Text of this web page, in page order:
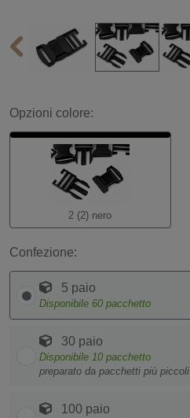
Opzioni colore:
2 (2) nero
Confezione:
5 paio
Disponibile 60 pacchetto
30 paio
Disponibile 10 pacchetto
preparato da pacchetti più piccoli
100 paio